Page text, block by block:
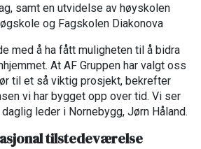
samt en utvidelse av høyskolen
og Fagskolen Diakonova
med å ha fått muligheten til å bidra
At AF Gruppen har valgt oss
til et så viktig prosjekt, bekrefter
vi har bygget opp over tid. Vi ser
leder i Nornebygg, Jørn Håland.
tilstedeværelse